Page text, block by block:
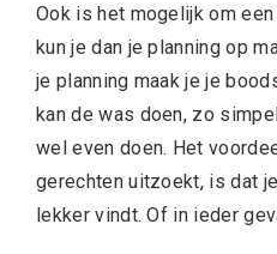
Ook is het mogelijk om
kun je dan je planning op
je planning maak je je
kan de was doen, zo
wel even doen. Het
gerechten uitzoekt, is dat
lekker vindt. Of in ieder